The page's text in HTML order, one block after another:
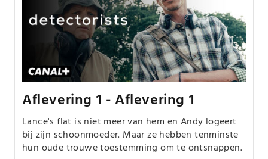
Aflevering 1 - Aflevering 1
Lance's flat is niet meer van hem en Andy logeert
bij zijn schoonmoeder. Maar ze hebben tenminste
hun oude trouwe toestemming om te ontsnappen.